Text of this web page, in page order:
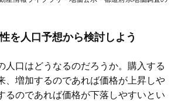
を人口予想から検討しよう
口はどうなるのだろうか。購入する
、増加するのであれば価格が上昇しや
るのであれば価格が下落しやすいとい